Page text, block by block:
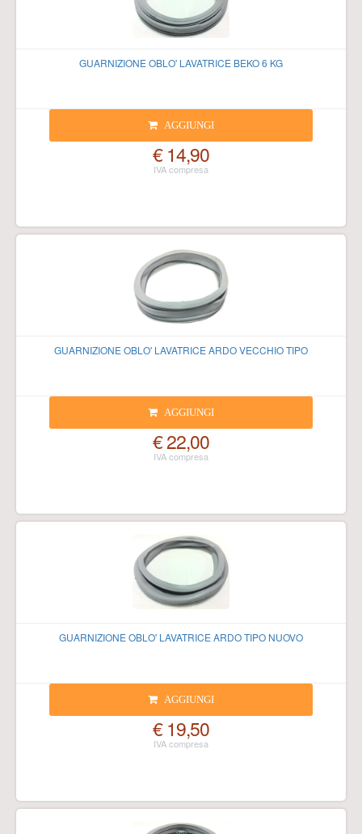
GUARNIZIONE OBLO' LAVATRICE BEKO 6 KG
AGGIUNGI
€ 14,90
GUARNIZIONE OBLO' LAVATRICE ARDO VECCHIO TIPO
AGGIUNGI
€ 22,00
GUARNIZIONE OBLO' LAVATRICE ARDO TIPO NUOVO
AGGIUNGI
€ 19,50